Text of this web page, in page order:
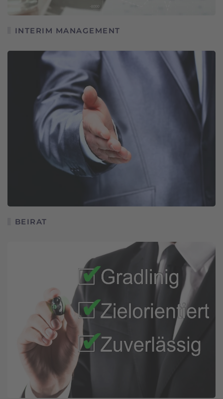
INTERIM MANAGEMENT
BEIRAT